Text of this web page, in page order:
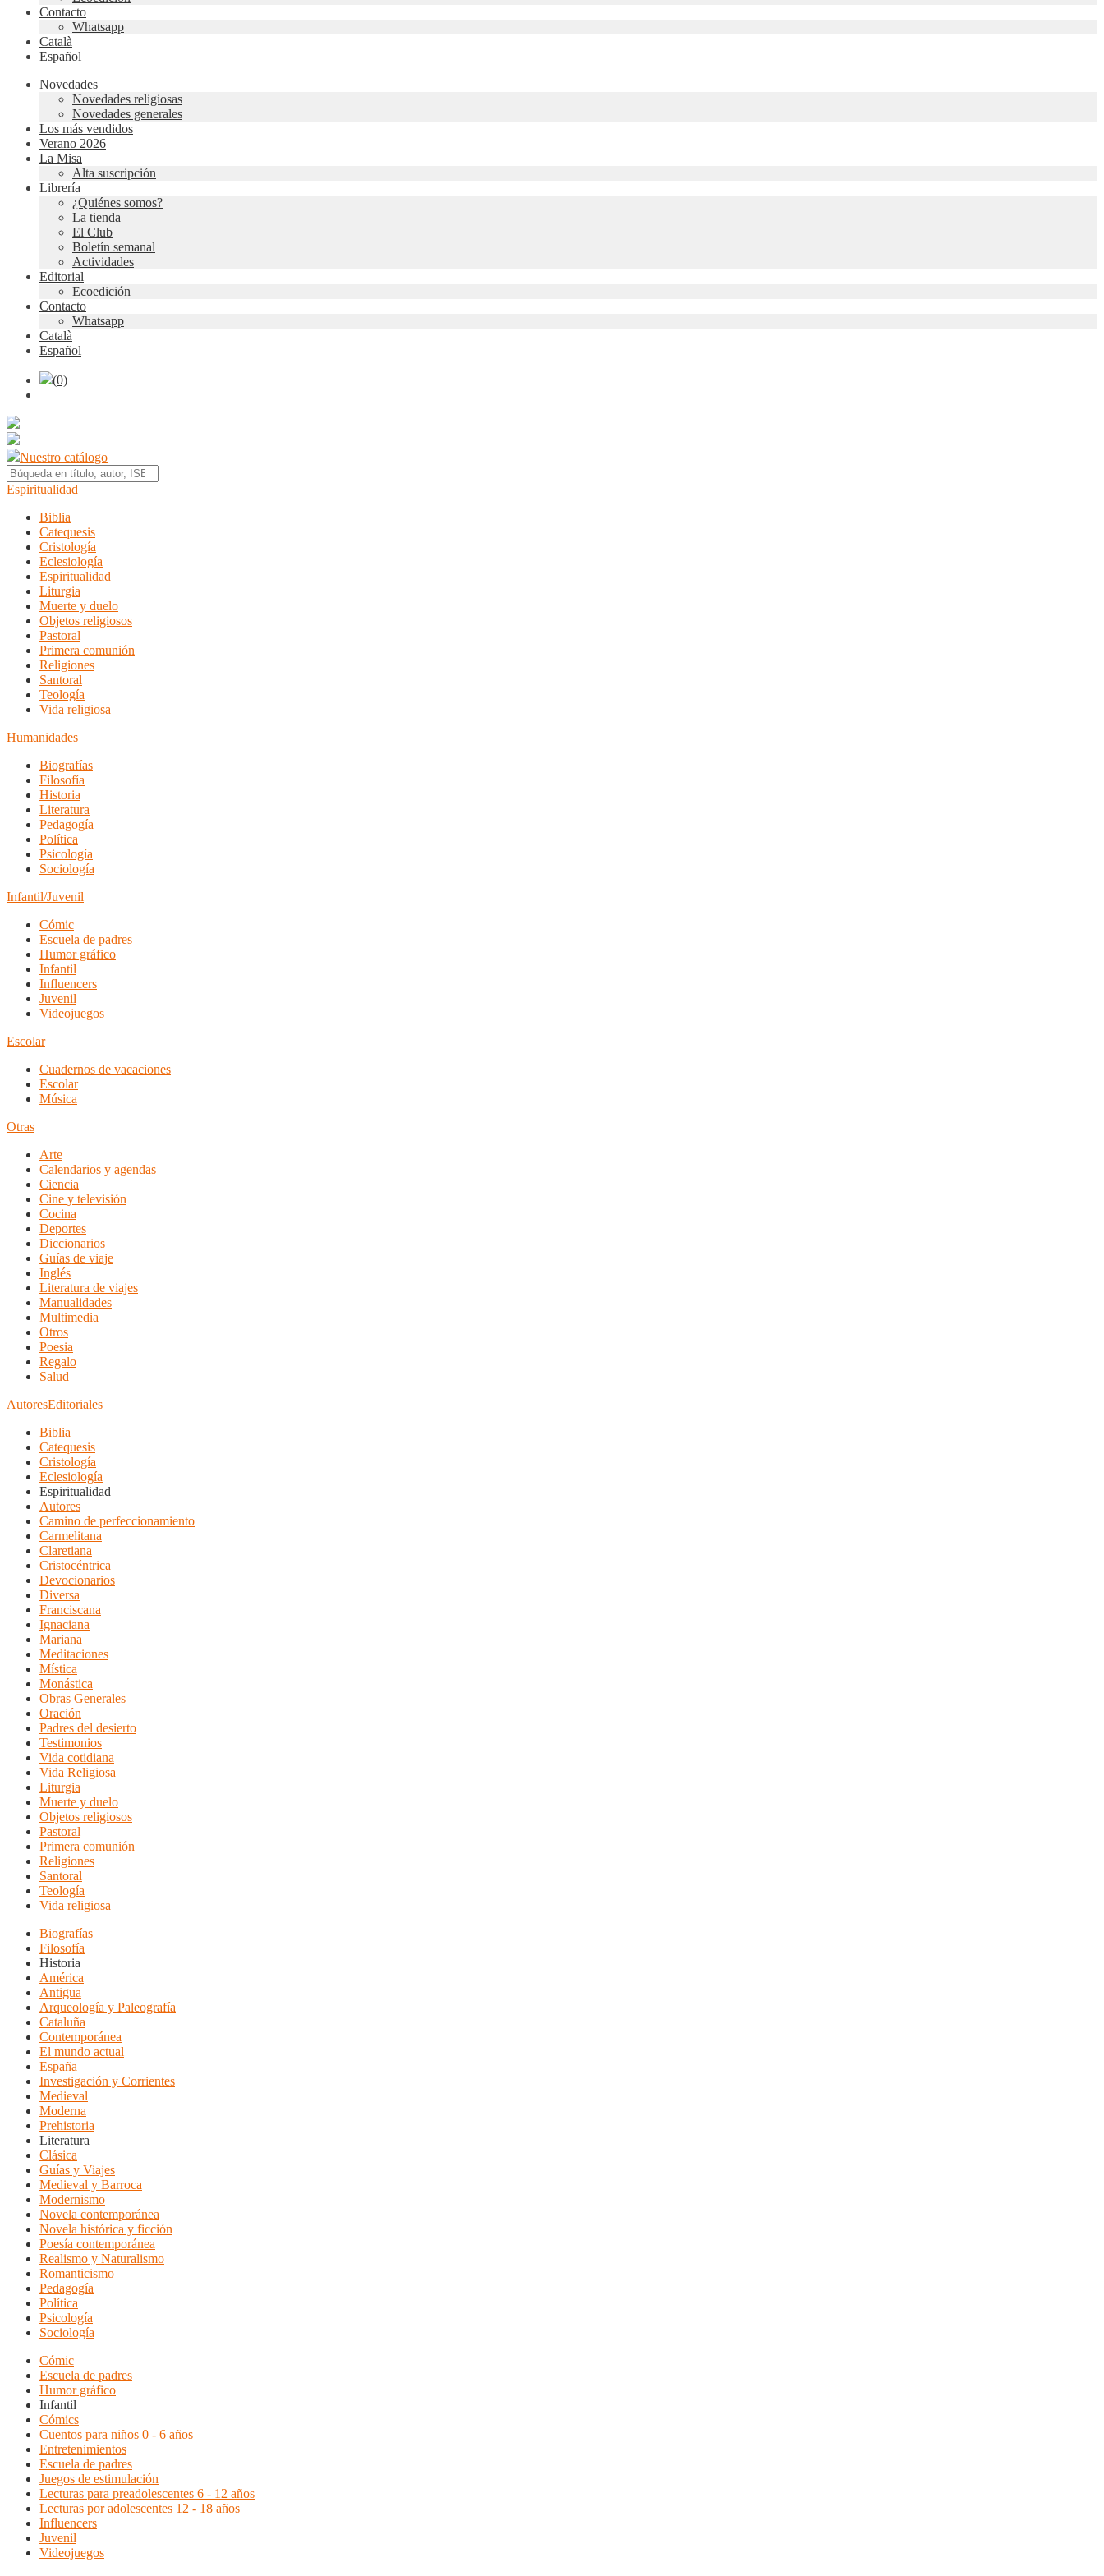
Contacto
Whatsapp
Català
Español
Novedades
Novedades religiosas
Novedades generales
Los más vendidos
Verano 2026
La Misa
Alta suscripción
Librería
¿Quiénes somos?
La tienda
El Club
Boletín semanal
Actividades
Editorial
Ecoedición
Contacto
Whatsapp
Català
Español
(0)
Nuestro catálogo
Espiritualidad
Biblia
Catequesis
Cristología
Eclesiología
Espiritualidad
Liturgia
Muerte y duelo
Objetos religiosos
Pastoral
Primera comunión
Religiones
Santoral
Teología
Vida religiosa
Humanidades
Biografías
Filosofía
Historia
Literatura
Pedagogía
Política
Psicología
Sociología
Infantil/Juvenil
Cómic
Escuela de padres
Humor gráfico
Infantil
Influencers
Juvenil
Videojuegos
Escolar
Cuadernos de vacaciones
Escolar
Música
Otras
Arte
Calendarios y agendas
Ciencia
Cine y televisión
Cocina
Deportes
Diccionarios
Guías de viaje
Inglés
Literatura de viajes
Manualidades
Multimedia
Otros
Poesia
Regalo
Salud
AutoresEditoriales
Biblia
Catequesis
Cristología
Eclesiología
Espiritualidad
Autores
Camino de perfeccionamiento
Carmelitana
Claretiana
Cristocéntrica
Devocionarios
Diversa
Franciscana
Ignaciana
Mariana
Meditaciones
Mística
Monástica
Obras Generales
Oración
Padres del desierto
Testimonios
Vida cotidiana
Vida Religiosa
Liturgia
Muerte y duelo
Objetos religiosos
Pastoral
Primera comunión
Religiones
Santoral
Teología
Vida religiosa
Biografías
Filosofía
Historia
América
Antigua
Arqueología y Paleografía
Cataluña
Contemporánea
El mundo actual
España
Investigación y Corrientes
Medieval
Moderna
Prehistoria
Literatura
Clásica
Guías y Viajes
Medieval y Barroca
Modernismo
Novela contemporánea
Novela histórica y ficción
Poesía contemporánea
Realismo y Naturalismo
Romanticismo
Pedagogía
Política
Psicología
Sociología
Cómic
Escuela de padres
Humor gráfico
Infantil
Cómics
Cuentos para niños 0 - 6 años
Entretenimientos
Escuela de padres
Juegos de estimulación
Lecturas para preadolescentes 6 - 12 años
Lecturas por adolescentes 12 - 18 años
Influencers
Juvenil
Videojuegos